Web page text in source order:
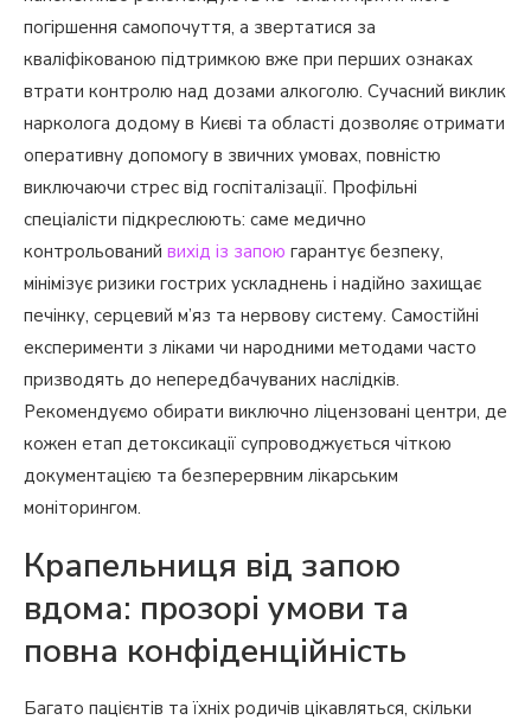
погіршення самопочуття, а звертатися за
кваліфікованою підтримкою вже при перших ознаках
втрати контролю над дозами алкоголю. Сучасний виклик
нарколога додому в Києві та області дозволяє отримати
оперативну допомогу в звичних умовах, повністю
виключаючи стрес від госпіталізації. Профільні
спеціалісти підкреслюють: саме медично
контрольований вихід із запою гарантує безпеку,
мінімізує ризики гострих ускладнень і надійно захищає
печінку, серцевий м’яз та нервову систему. Самостійні
експерименти з ліками чи народними методами часто
призводять до непередбачуваних наслідків.
Рекомендуємо обирати виключно ліцензовані центри, де
кожен етап детоксикації супроводжується чіткою
документацією та безперервним лікарським
моніторингом.
Крапельниця від запою
вдома: прозорі умови та
повна конфіденційність
Багато пацієнтів та їхніх родичів цікавляться, скільки